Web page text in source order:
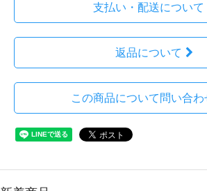
支払い・配送について
返品について
この商品について問い合わ